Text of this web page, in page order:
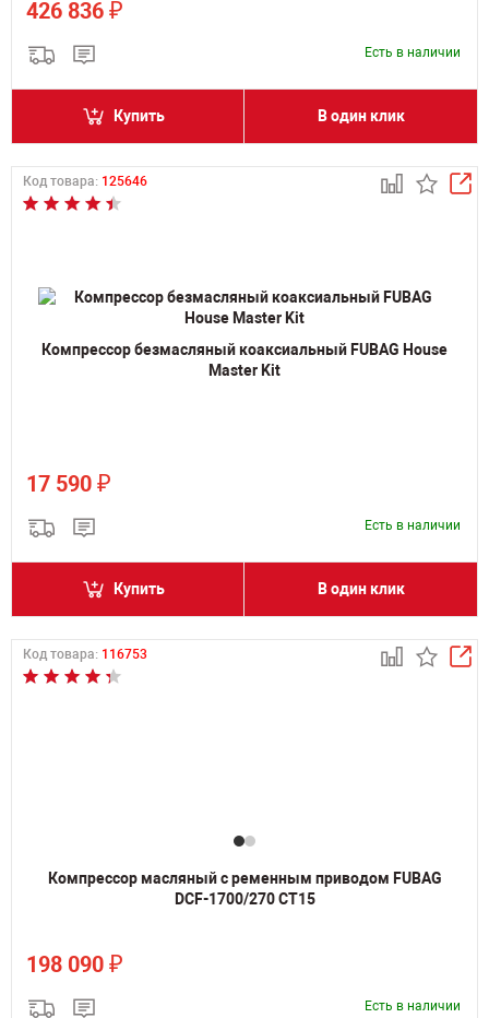
426 836 ₽
Есть в наличии
Купить В один клик
Код товара: 125646
Компрессор безмасляный коаксиальный FUBAG House
Master Kit
17 590 ₽
Есть в наличии
Купить В один клик
Код товара: 116753
Компрессор масляный с ременным приводом FUBAG
DCF-1700/270 СТ15
198 090 ₽
Есть в наличии